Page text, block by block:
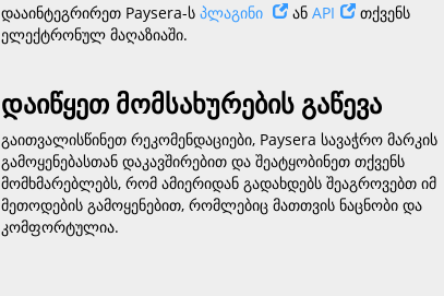
დააინტეგრირეთ Paysera-ს პლაგინი ან API
თქვენს
ელექტრონულ მაღაზიაში.
დაიწყეთ მომსახურების გაწევა
გაითვალისწინეთ რეკომენდაციები, Paysera სავაჭრო მარკის
გამოყენებასთან დაკავშირებით და შეატყობინეთ თქვენს
მომხმარებლებს, რომ ამიერიდან გადახდებს შეაგროვებთ იმ
მეთოდების გამოყენებით, რომლებიც მათთვის ნაცნობი და
კომფორტულია.